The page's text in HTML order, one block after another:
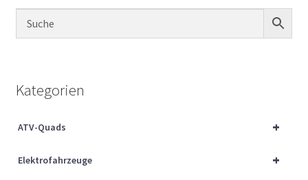
Sachs Ersatzteile
Über uns
Kategorien
+
ATV-Quads
+
Elektrofahrzeuge